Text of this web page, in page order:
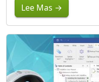
Lee Mas →